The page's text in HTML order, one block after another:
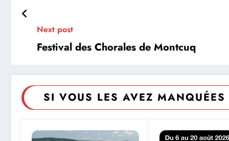
Next post
Festival des Chorales de Montcuq
SI VOUS LES AVEZ